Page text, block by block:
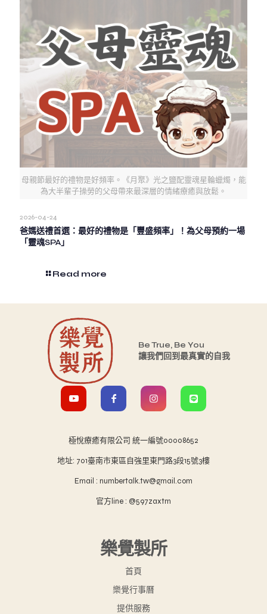
母親節最好的禮物是好頻率。《月聚》光之鹽配靈魂星輪蠟燭，能
為大半輩子操勞的父母帶來最深層的情緒療癒與放鬆。
2026-04-24
爸媽送禮首選：最好的禮物是「豐盛頻率」！為父母預約一場
「靈魂SPA」
Read more
Be True, Be You
讓我們回到最真實的自我
極悅療癒有限公司 統一編號00008652
地址: 701臺南市東區自強里東門路3段15號3樓
Email : numbertalk.tw@gmail.com
官方line : @597zaxtm
樂覺製所
首頁
樂覺行事曆
提供服務